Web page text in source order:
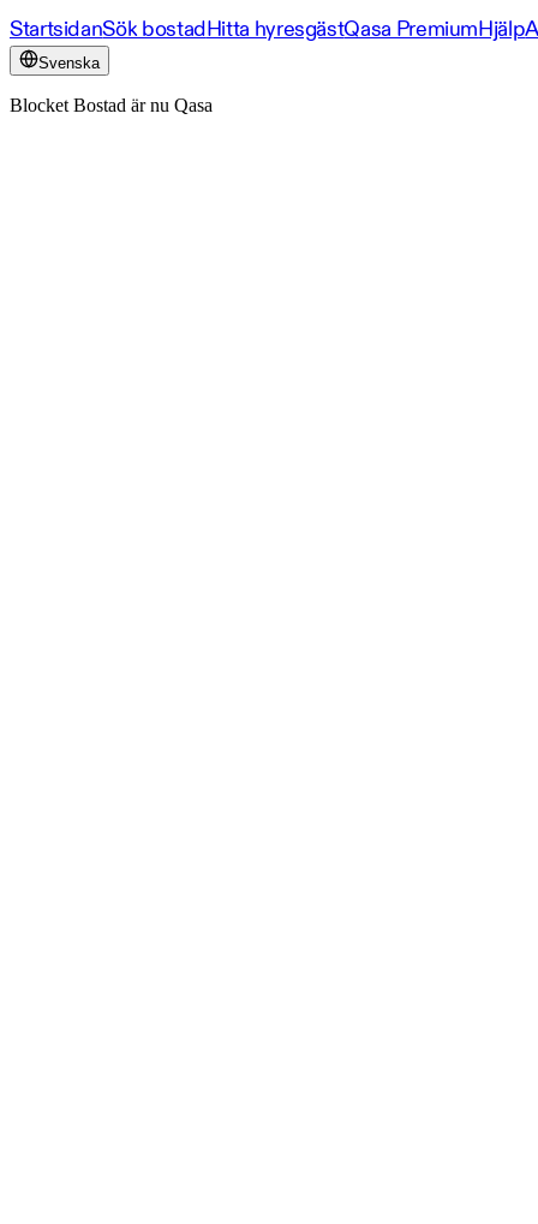
StartsidanSök bostadHitta hyresgästQasa PremiumHjälp
Svenska
Blocket Bostad är nu Qasa